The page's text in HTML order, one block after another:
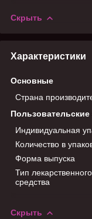
Скрыть
Характеристики
Основные
Страна
Пользовательские
Индивидуальная
Количество в
Форма выпуска
Тип лекарственного
средства
Скрыть